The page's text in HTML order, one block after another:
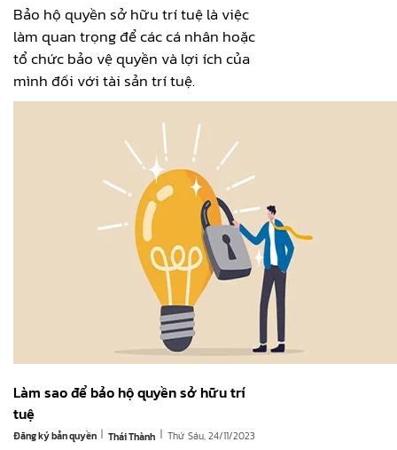
Bảo hộ quyền sở hữu trí tuệ là việc
làm quan trọng để các cá nhân hoặc
tổ chức bảo vệ quyền và lợi ích của
mình đối với tài sản trí tuệ.
Làm sao để bảo hộ quyền sở hữu trí
tuệ
Đăng ký bản quyền | Thái Thành | Thứ Sáu, 24/11/2023